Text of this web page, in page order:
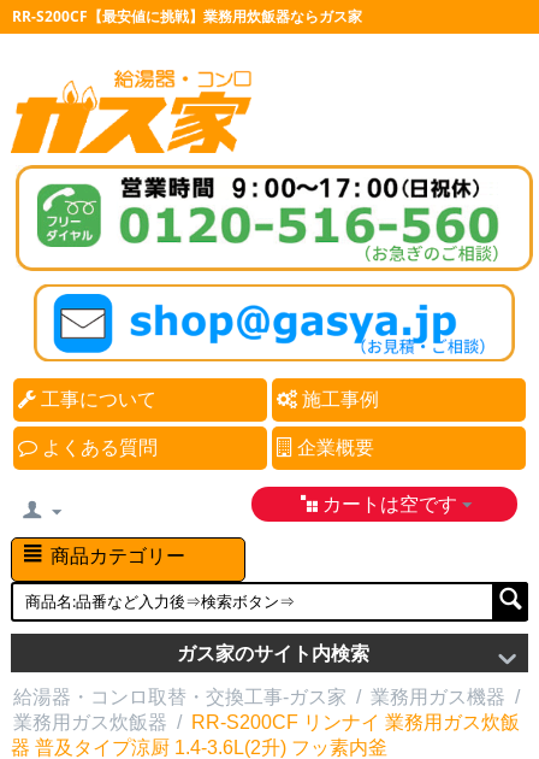
RR-S200CF【最安値に挑戦】業務用炊飯器ならガス家
工事について 施工事例
よくある質問 企業概要
カートは空です
商品カテゴリー
ガス家のサイト内検索
給湯器・コンロ取替・交換工事-ガス家 / 業務用ガス機器 /
業務用ガス炊飯器 / RR-S200CF リンナイ 業務用ガス炊飯
器 普及タイプ涼厨 1.4-3.6L(2升) フッ素内釜